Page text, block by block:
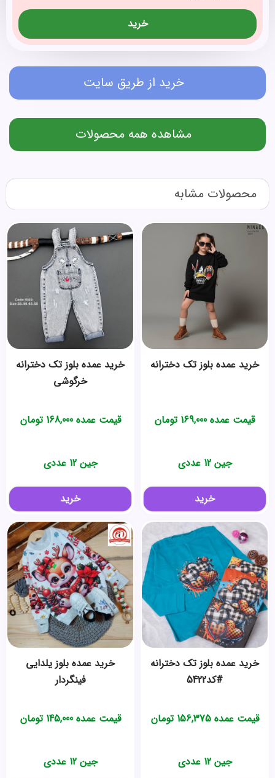
خرید
خرید از طریق سایت
مشاهده همه محصولات
محصولات مشابه
خرید عمده بلوز تک دخترانه
قیمت عمده169,000 تومان
جین 12 عددی
خرید
خرید عمده بلوز تک دخترانه
خرگوشی
قیمت عمده168,000 تومان
جین 12 عددی
خرید
خرید عمده بلوز تک دخترانه
#کد5422
قیمت عمده156,375 تومان
جین 12 عددی
خرید عمده بلوز یلدایی
فینگردار
قیمت عمده145,000 تومان
جین 12 عددی